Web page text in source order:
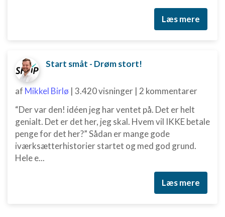
Læs mere
Start småt - Drøm stort!
af Mikkel Birlø | 3.420 visninger | 2 kommentarer
“Der var den! idéen jeg har ventet på. Det er helt
genialt. Det er det her, jeg skal. Hvem vil IKKE betale
penge for det her?” Sådan er mange gode
iværksætterhistorier startet og med god grund.
Hele e...
Læs mere